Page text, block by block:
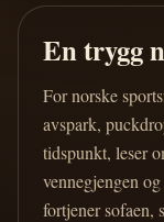
En trygg
For norske
avspark,
tidspunkt, leser
vennegjengen
fortjener sofaen,